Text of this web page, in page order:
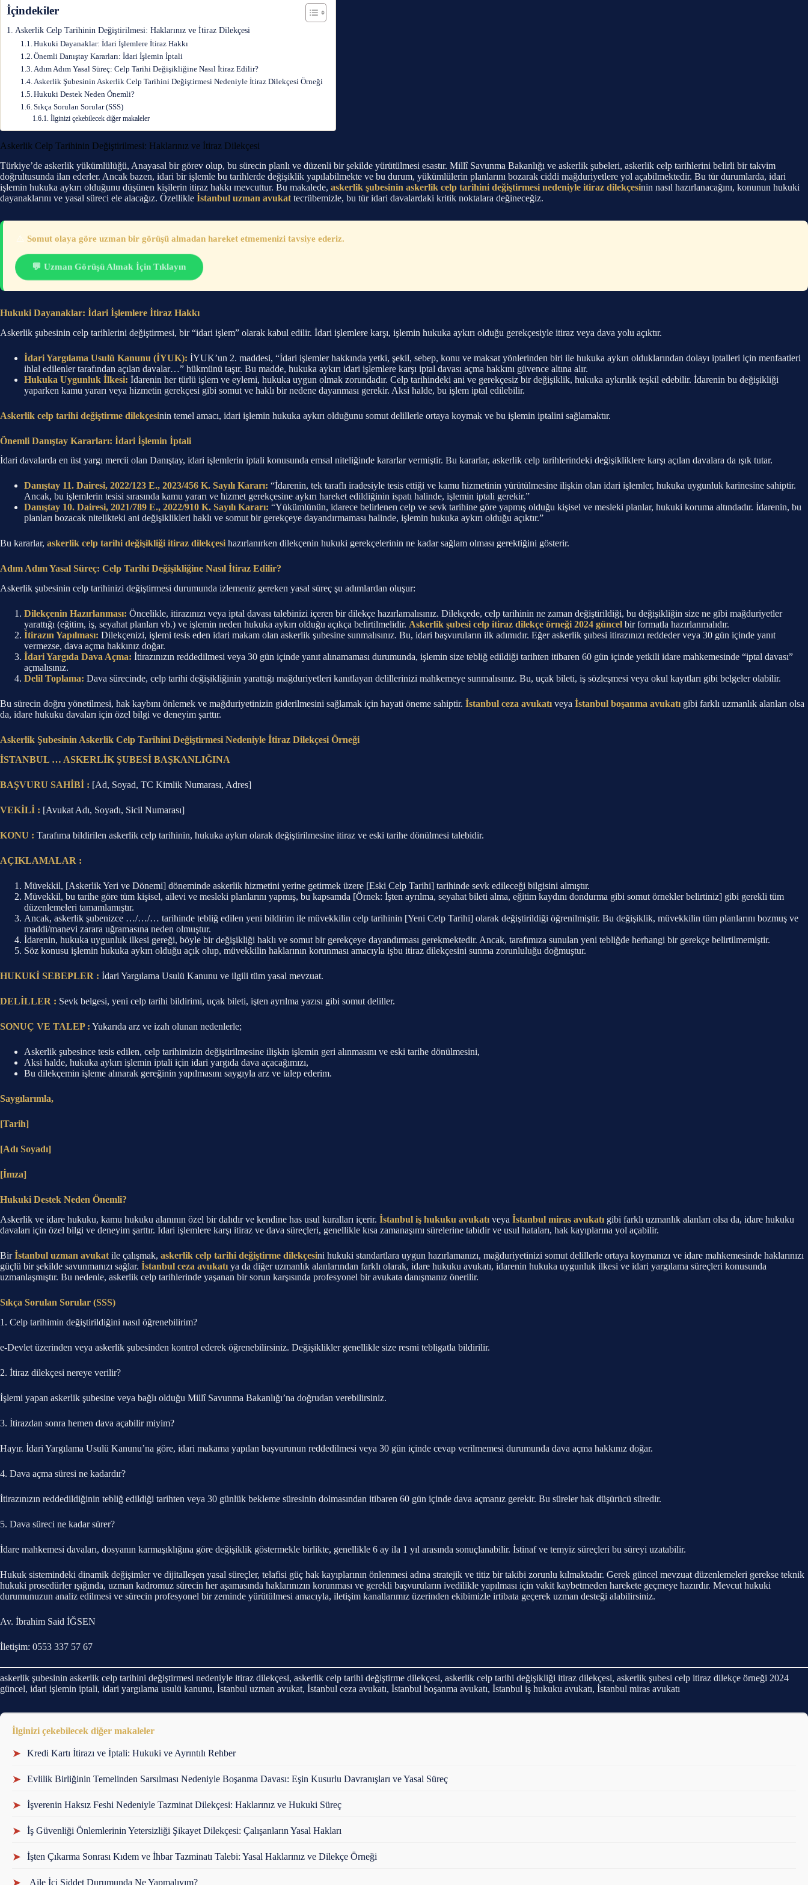
İçindekiler
Askerlik Celp Tarihinin Değiştirilmesi: Haklarınız ve İtiraz Dilekçesi
Hukuki Dayanaklar: İdari İşlemlere İtiraz Hakkı
Önemli Danıştay Kararları: İdari İşlemin İptali
Adım Adım Yasal Süreç: Celp Tarihi Değişikliğine Nasıl İtiraz Edilir?
Askerlik Şubesinin Askerlik Celp Tarihini Değiştirmesi Nedeniyle İtiraz Dilekçesi Örneği
Hukuki Destek Neden Önemli?
Sıkça Sorulan Sorular (SSS)
İlginizi çekebilecek diğer makaleler
Askerlik Celp Tarihinin Değiştirilmesi: Haklarınız ve İtiraz Dilekçesi
Türkiye’de askerlik yükümlülüğü, Anayasal bir görev olup, bu sürecin planlı ve düzenli bir şekilde yürütülmesi esastır. Millî Savunma Bakanlığı ve askerlik şubeleri, askerlik celp tarihlerini belirli bir takvim
doğrultusunda ilan ederler. Ancak bazen, idari bir işlemle bu tarihlerde değişiklik yapılabilmekte ve bu durum, yükümlülerin planlarını bozarak ciddi mağduriyetlere yol açabilmektedir. Bu tür durumlarda, idari
işlemin hukuka aykırı olduğunu düşünen kişilerin itiraz hakkı mevcuttur. Bu makalede, askerlik şubesinin askerlik celp tarihini değiştirmesi nedeniyle itiraz dilekçesinin nasıl hazırlanacağını, konunun hukuki
dayanaklarını ve yasal süreci ele alacağız. Özellikle İstanbul uzman avukat tecrübemizle, bu tür idari davalardaki kritik noktalara değineceğiz.
Somut olaya göre uzman bir görüşü almadan hareket etmemenizi tavsiye ederiz.
💬 Uzman Görüşü Almak İçin Tıklayın
Hukuki Dayanaklar: İdari İşlemlere İtiraz Hakkı
Askerlik şubesinin celp tarihlerini değiştirmesi, bir “idari işlem” olarak kabul edilir. İdari işlemlere karşı, işlemin hukuka aykırı olduğu gerekçesiyle itiraz veya dava yolu açıktır.
İdari Yargılama Usulü Kanunu (İYUK): İYUK’un 2. maddesi, “İdari işlemler hakkında yetki, şekil, sebep, konu ve maksat yönlerinden biri ile hukuka aykırı olduklarından dolayı iptalleri için menfaatleri
ihlal edilenler tarafından açılan davalar…” hükmünü taşır. Bu madde, hukuka aykırı idari işlemlere karşı iptal davası açma hakkını güvence altına alır.
Hukuka Uygunluk İlkesi: İdarenin her türlü işlem ve eylemi, hukuka uygun olmak zorundadır. Celp tarihindeki ani ve gerekçesiz bir değişiklik, hukuka aykırılık teşkil edebilir. İdarenin bu değişikliği
yaparken kamu yararı veya hizmetin gerekçesi gibi somut ve haklı bir nedene dayanması gerekir. Aksi halde, bu işlem iptal edilebilir.
Askerlik celp tarihi değiştirme dilekçesinin temel amacı, idari işlemin hukuka aykırı olduğunu somut delillerle ortaya koymak ve bu işlemin iptalini sağlamaktır.
Önemli Danıştay Kararları: İdari İşlemin İptali
İdari davalarda en üst yargı mercii olan Danıştay, idari işlemlerin iptali konusunda emsal niteliğinde kararlar vermiştir. Bu kararlar, askerlik celp tarihlerindeki değişikliklere karşı açılan davalara da ışık tutar.
Danıştay 11. Dairesi, 2022/123 E., 2023/456 K. Sayılı Kararı: “İdarenin, tek taraflı iradesiyle tesis ettiği ve kamu hizmetinin yürütülmesine ilişkin olan idari işlemler, hukuka uygunluk karinesine sahiptir.
Ancak, bu işlemlerin tesisi sırasında kamu yararı ve hizmet gerekçesine aykırı hareket edildiğinin ispatı halinde, işlemin iptali gerekir.”
Danıştay 10. Dairesi, 2021/789 E., 2022/910 K. Sayılı Kararı: “Yükümlünün, idarece belirlenen celp ve sevk tarihine göre yapmış olduğu kişisel ve mesleki planlar, hukuki koruma altındadır. İdarenin, bu
planları bozacak nitelikteki ani değişiklikleri haklı ve somut bir gerekçeye dayandırmaması halinde, işlemin hukuka aykırı olduğu açıktır.”
Bu kararlar, askerlik celp tarihi değişikliği itiraz dilekçesi hazırlanırken dilekçenin hukuki gerekçelerinin ne kadar sağlam olması gerektiğini gösterir.
Adım Adım Yasal Süreç: Celp Tarihi Değişikliğine Nasıl İtiraz Edilir?
Askerlik şubesinin celp tarihinizi değiştirmesi durumunda izlemeniz gereken yasal süreç şu adımlardan oluşur:
Dilekçenin Hazırlanması: Öncelikle, itirazınızı veya iptal davası talebinizi içeren bir dilekçe hazırlamalısınız. Dilekçede, celp tarihinin ne zaman değiştirildiği, bu değişikliğin size ne gibi mağduriyetler
yarattığı (eğitim, iş, seyahat planları vb.) ve işlemin neden hukuka aykırı olduğu açıkça belirtilmelidir. Askerlik şubesi celp itiraz dilekçe örneği 2024 güncel bir formatla hazırlanmalıdır.
İtirazın Yapılması: Dilekçenizi, işlemi tesis eden idari makam olan askerlik şubesine sunmalısınız. Bu, idari başvuruların ilk adımıdır. Eğer askerlik şubesi itirazınızı reddeder veya 30 gün içinde yanıt
vermezse, dava açma hakkınız doğar.
İdari Yargıda Dava Açma: İtirazınızın reddedilmesi veya 30 gün içinde yanıt alınamaması durumunda, işlemin size tebliğ edildiği tarihten itibaren 60 gün içinde yetkili idare mahkemesinde “iptal davası”
açmalısınız.
Delil Toplama: Dava sürecinde, celp tarihi değişikliğinin yarattığı mağduriyetleri kanıtlayan delillerinizi mahkemeye sunmalısınız. Bu, uçak bileti, iş sözleşmesi veya okul kayıtları gibi belgeler olabilir.
Bu sürecin doğru yönetilmesi, hak kaybını önlemek ve mağduriyetinizin giderilmesini sağlamak için hayati öneme sahiptir. İstanbul ceza avukatı veya İstanbul boşanma avukatı gibi farklı uzmanlık alanları olsa
da, idare hukuku davaları için özel bilgi ve deneyim şarttır.
Askerlik Şubesinin Askerlik Celp Tarihini Değiştirmesi Nedeniyle İtiraz Dilekçesi Örneği
İSTANBUL … ASKERLİK ŞUBESİ BAŞKANLIĞINA
BAŞVURU SAHİBİ : [Ad, Soyad, TC Kimlik Numarası, Adres]
VEKİLİ : [Avukat Adı, Soyadı, Sicil Numarası]
KONU : Tarafıma bildirilen askerlik celp tarihinin, hukuka aykırı olarak değiştirilmesine itiraz ve eski tarihe dönülmesi talebidir.
AÇIKLAMALAR :
Müvekkil, [Askerlik Yeri ve Dönemi] döneminde askerlik hizmetini yerine getirmek üzere [Eski Celp Tarihi] tarihinde sevk edileceği bilgisini almıştır.
Müvekkil, bu tarihe göre tüm kişisel, ailevi ve mesleki planlarını yapmış, bu kapsamda [Örnek: İşten ayrılma, seyahat bileti alma, eğitim kaydını dondurma gibi somut örnekler belirtiniz] gibi gerekli tüm
düzenlemeleri tamamlamıştır.
Ancak, askerlik şubenizce …/…/… tarihinde tebliğ edilen yeni bildirim ile müvekkilin celp tarihinin [Yeni Celp Tarihi] olarak değiştirildiği öğrenilmiştir. Bu değişiklik, müvekkilin tüm planlarını bozmuş ve
maddi/manevi zarara uğramasına neden olmuştur.
İdarenin, hukuka uygunluk ilkesi gereği, böyle bir değişikliği haklı ve somut bir gerekçeye dayandırması gerekmektedir. Ancak, tarafımıza sunulan yeni tebliğde herhangi bir gerekçe belirtilmemiştir.
Söz konusu işlemin hukuka aykırı olduğu açık olup, müvekkilin haklarının korunması amacıyla işbu itiraz dilekçesini sunma zorunluluğu doğmuştur.
HUKUKİ SEBEPLER : İdari Yargılama Usulü Kanunu ve ilgili tüm yasal mevzuat.
DELİLLER : Sevk belgesi, yeni celp tarihi bildirimi, uçak bileti, işten ayrılma yazısı gibi somut deliller.
SONUÇ VE TALEP : Yukarıda arz ve izah olunan nedenlerle;
Askerlik şubesince tesis edilen, celp tarihimizin değiştirilmesine ilişkin işlemin geri alınmasını ve eski tarihe dönülmesini,
Aksi halde, hukuka aykırı işlemin iptali için idari yargıda dava açacağımızı,
Bu dilekçemin işleme alınarak gereğinin yapılmasını saygıyla arz ve talep ederim.
Saygılarımla,
[Tarih]
[Adı Soyadı]
[İmza]
Hukuki Destek Neden Önemli?
Askerlik ve idare hukuku, kamu hukuku alanının özel bir dalıdır ve kendine has usul kuralları içerir. İstanbul iş hukuku avukatı veya İstanbul miras avukatı gibi farklı uzmanlık alanları olsa da, idare hukuku
davaları için özel bilgi ve deneyim şarttır. İdari işlemlere karşı itiraz ve dava süreçleri, genellikle kısa zamanaşımı sürelerine tabidir ve usul hataları, hak kayıplarına yol açabilir.
Birİstanbul uzman avukat ile çalışmak, askerlik celp tarihi değiştirme dilekçesini hukuki standartlara uygun hazırlamanızı, mağduriyetinizi somut delillerle ortaya koymanızı ve idare mahkemesinde haklarınızı
güçlü bir şekilde savunmanızı sağlar. İstanbul ceza avukatı ya da diğer uzmanlık alanlarından farklı olarak, idare hukuku avukatı, idarenin hukuka uygunluk ilkesi ve idari yargılama süreçleri konusunda
uzmanlaşmıştır. Bu nedenle, askerlik celp tarihlerinde yaşanan bir sorun karşısında profesyonel bir avukata danışmanız önerilir.
Sıkça Sorulan Sorular (SSS)
1. Celp tarihimin değiştirildiğini nasıl öğrenebilirim?
e-Devlet üzerinden veya askerlik şubesinden kontrol ederek öğrenebilirsiniz. Değişiklikler genellikle size resmi tebligatla bildirilir.
2. İtiraz dilekçesi nereye verilir?
İşlemi yapan askerlik şubesine veya bağlı olduğu Millî Savunma Bakanlığı’na doğrudan verebilirsiniz.
3. İtirazdan sonra hemen dava açabilir miyim?
Hayır. İdari Yargılama Usulü Kanunu’na göre, idari makama yapılan başvurunun reddedilmesi veya 30 gün içinde cevap verilmemesi durumunda dava açma hakkınız doğar.
4. Dava açma süresi ne kadardır?
İtirazınızın reddedildiğinin tebliğ edildiği tarihten veya 30 günlük bekleme süresinin dolmasından itibaren 60 gün içinde dava açmanız gerekir. Bu süreler hak düşürücü süredir.
5. Dava süreci ne kadar sürer?
İdare mahkemesi davaları, dosyanın karmaşıklığına göre değişiklik göstermekle birlikte, genellikle 6 ay ila 1 yıl arasında sonuçlanabilir. İstinaf ve temyiz süreçleri bu süreyi uzatabilir.
Hukuk sistemindeki dinamik değişimler ve dijitalleşen yasal süreçler, telafisi güç hak kayıplarının önlenmesi adına stratejik ve titiz bir takibi zorunlu kılmaktadır. Gerek güncel mevzuat düzenlemeleri gerekse teknik
hukuki prosedürler ışığında, uzman kadromuz sürecin her aşamasında haklarınızın korunması ve gerekli başvuruların ivedilikle yapılması için vakit kaybetmeden harekete geçmeye hazırdır. Mevcut hukuki
durumunuzun analiz edilmesi ve sürecin profesyonel bir zeminde yürütülmesi amacıyla, iletişim kanallarımız üzerinden ekibimizle irtibata geçerek uzman desteği alabilirsiniz.
Av. İbrahim Said İĞSEN
İletişim: 0553 337 57 67
askerlik şubesinin askerlik celp tarihini değiştirmesi nedeniyle itiraz dilekçesi, askerlik celp tarihi değiştirme dilekçesi, askerlik celp tarihi değişikliği itiraz dilekçesi, askerlik şubesi celp itiraz dilekçe örneği 2024
güncel, idari işlemin iptali, idari yargılama usulü kanunu, İstanbul uzman avukat, İstanbul ceza avukatı, İstanbul boşanma avukatı, İstanbul iş hukuku avukatı, İstanbul miras avukatı
İlginizi çekebilecek diğer makaleler
➤ Kredi Kartı İtirazı ve İptali: Hukuki ve Ayrıntılı Rehber
➤ Evlilik Birliğinin Temelinden Sarsılması Nedeniyle Boşanma Davası: Eşin Kusurlu Davranışları ve Yasal Süreç
➤ İşverenin Haksız Feshi Nedeniyle Tazminat Dilekçesi: Haklarınız ve Hukuki Süreç
➤ İş Güvenliği Önlemlerinin Yetersizliği Şikayet Dilekçesi: Çalışanların Yasal Hakları
➤ İşten Çıkarma Sonrası Kıdem ve İhbar Tazminatı Talebi: Yasal Haklarınız ve Dilekçe Örneği
➤ Aile İçi Şiddet Durumunda Ne Yapmalıyım?